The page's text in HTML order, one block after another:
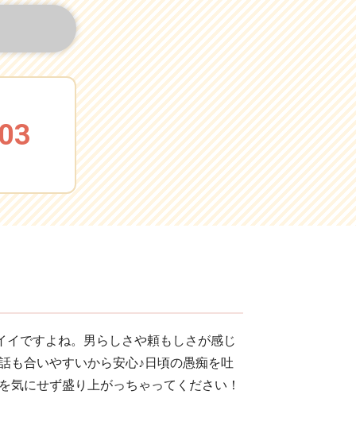
ですよね。男らしさや頼もしさが感じ
も合いやすいから安心♪日頃の愚痴を吐
にせず盛り上がっちゃってください！